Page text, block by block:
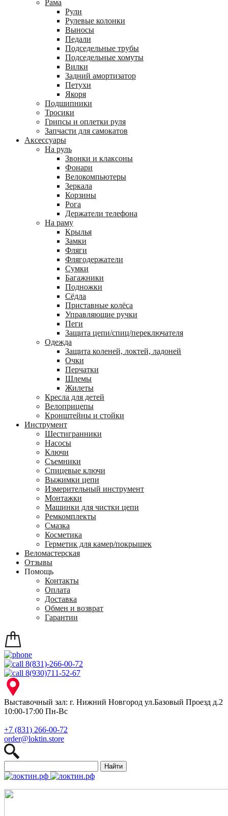
Рама
Рули
Рулевые колонки
Выносы
Педали
Подседельные трубы
Подседельные хомуты
Вилки
Задний амортизатор
Петухи
Якоря
Подшипники
Тросики
Грипсы и оплетки руля
Запчасти для самокатов
Аксессуары
На руль
Звонки и клаксоны
Фонари
Велокомпьютеры
Зеркала
Корзины
Рога
Держатели телефона
На раму
Крылья
Замки
Фляги
Флягодержатели
Сумки
Багажники
Подножки
Сёдла
Приставные колёса
Управляющие ручки
Пеги
Защита цепи/спиц/переключателя
Одежда
Защита коленей, локтей, ладоней
Очки
Перчатки
Шлемы
Жилеты
Кресла для детей
Велоприцепы
Кронштейны и стойки
Инструмент
Шестигранники
Насосы
Ключи
Съемники
Спицевые ключи
Выжимки цепи
Измерительный инструмент
Монтажки
Машинки для чистки цепи
Ремкомплекты
Смазка
Косметика
Герметик для камер/покрышек
Веломастерская
Отзывы
Помощь
Контакты
Оплата
Доставка
Обмен и возврат
Гарантии
8(831)-266-00-72
8(930)711-52-67
Выставочный зал: г. Нижний Новгород ул.Базовый Проезд д.2
10:00-17:00 Пн-Вс
+7 (831) 266-00-72
order@loktin.store
Найти